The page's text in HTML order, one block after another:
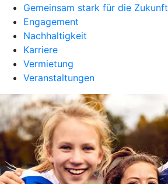
Gemeinsam stark für die Zukunft
Engagement
Nachhaltigkeit
Karriere
Vermietung
Veranstaltungen